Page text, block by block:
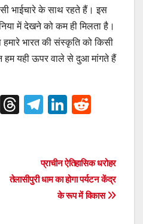
भाईचारे के साथ रहते हैं। इस
में देखने को कम ही मिलता है।
हमारे भारत की संस्कृति को किसी
यही ऊपर वाले से दुआ मांगते हैं
M
T
d
T
gr
a
m
Li
e
dI
n
di
t
प्राचीन ऐतिहासिक धरोहर
तेलासीपुरी धाम का होगा पर्यटन केंद्र
के रूप में विकास